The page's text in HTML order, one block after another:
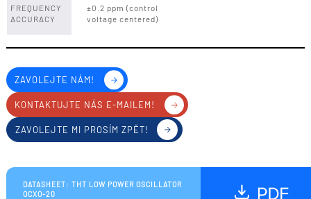
FREQUENCY
ACCURACY
±0.2 ppm (control
voltage centered)
ZAVOLEJTE NÁM!
KONTAKTUJTE NÁS E-MAILEM!
ZAVOLEJTE MI PROSÍM ZPĚT!
DATASHEET: THT LOW POWER OSCILLATOR
OCXO-20